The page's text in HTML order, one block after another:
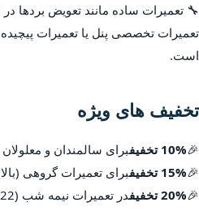
🔧 تعمیرات ساده مانند تعویض بردها
تعمیرات تخصصی پنل یا تعمیرات پیچیده
است.
تخفیف های ویژه
🎉10% تخفیف
برای سالمندان و معلولان
🎉15% تخفیف
برای تعمیرات گروهی (بالای 3
🎉20% تخفیف در تعمیرات نیمه شب (22 تا 8 صبح)